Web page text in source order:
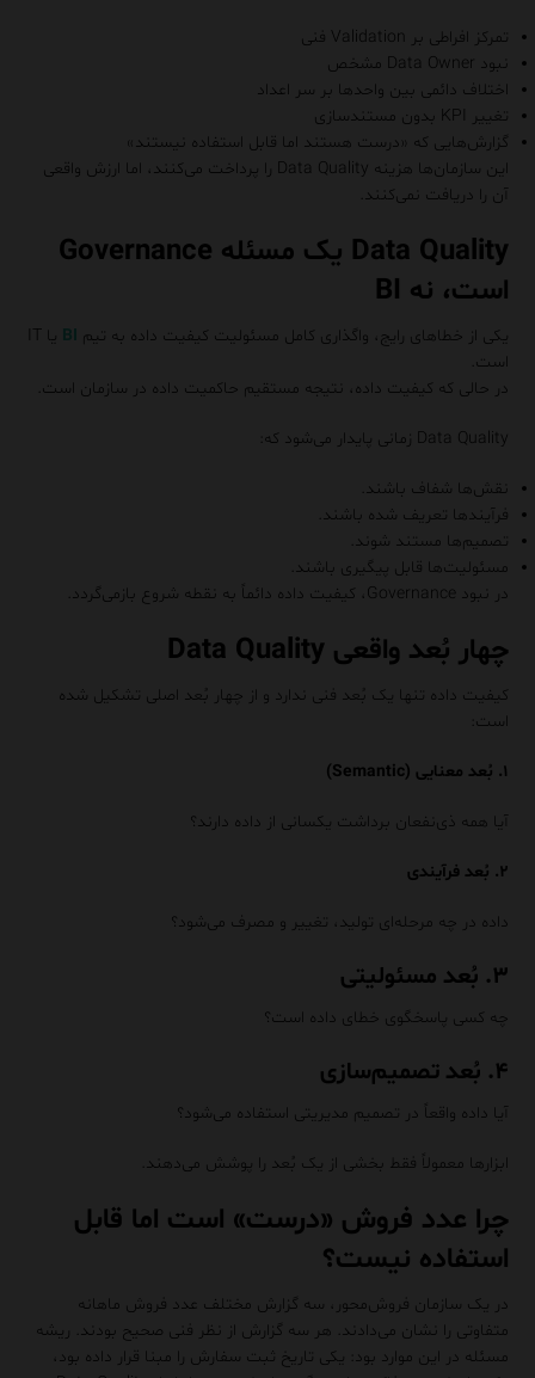
تمرکز افراطی بر Validation فنی
نبود Data Owner مشخص
اختلاف دائمی بین واحدها بر سر اعداد
تغییر KPI بدون مستندسازی
گزارش‌هایی که «درست هستند اما قابل استفاده نیستند»
این سازمان‌ها هزینه Data Quality را پرداخت می‌کنند، اما ارزش واقعی
آن را دریافت نمی‌کنند.
Data Quality یک مسئله Governance
است، نه BI
یکی از خطاهای رایج، واگذاری کامل مسئولیت کیفیت داده به تیم BI
یا IT
است.
در حالی که کیفیت داده، نتیجه مستقیم حاکمیت داده در سازمان است.
Data Quality زمانی پایدار می‌شود که:
نقش‌ها شفاف باشند.
فرآیندها تعریف شده باشند.
تصمیم‌ها مستند شوند.
مسئولیت‌ها قابل پیگیری باشند.
در نبود Governance، کیفیت داده دائماً به نقطه شروع بازمی‌گردد.
چهار بُعد واقعی Data Quality
کیفیت داده تنها یک بُعد فنی ندارد و از چهار بُعد اصلی تشکیل شده
است:
۱. بُعد معنایی (Semantic)
آیا همه ذی‌نفعان برداشت یکسانی از داده دارند؟
۲. بُعد فرآیندی
داده در چه مرحله‌ای تولید، تغییر و مصرف می‌شود؟
۳. بُعد مسئولیتی
چه کسی پاسخگوی خطای داده است؟
۴. بُعد تصمیم‌سازی
آیا داده واقعاً در تصمیم مدیریتی استفاده می‌شود؟
ابزارها معمولاً فقط بخشی از یک بُعد را پوشش می‌دهند.
چرا عدد فروش «درست» است اما قابل
استفاده نیست؟
در یک سازمان فروش‌محور، سه گزارش مختلف عدد فروش ماهانه
متفاوتی را نشان می‌دادند. هر سه گزارش از نظر فنی صحیح بودند. ریشه
مسئله در این موارد بود: یکی تاریخ ثبت سفارش را مبنا قرار داده بود،